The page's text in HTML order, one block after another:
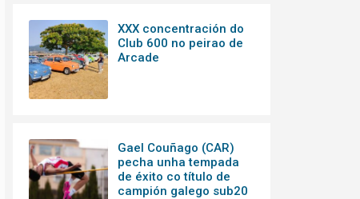
XXX concentración do
Club 600 no peirao de
Arcade
Gael Couñago (CAR)
pecha unha tempada
de éxito co título de
campión galego sub20